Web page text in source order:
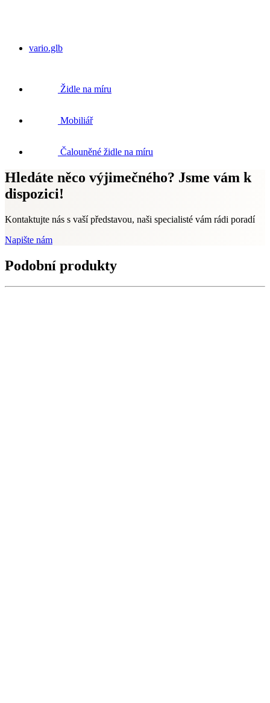
vario.glb
Židle na míru
Mobiliář
Čalouněné židle na míru
Hledáte něco výjimečného? Jsme vám k
dispozici!
Kontaktujte nás s vaší představou, naši specialisté vám rádi poradí
Napište nám
Podobní produkty